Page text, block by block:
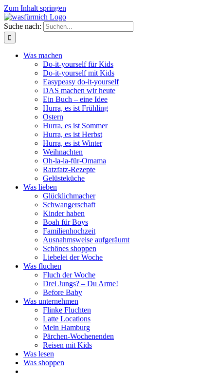
Zum Inhalt springen
Suche nach:
Was machen
Do-it-yourself für Kids
Do-it-yourself mit Kids
Easypeasy do-it-yourself
DAS machen wir heute
Ein Buch – eine Idee
Hurra, es ist Frühling
Ostern
Hurra, es ist Sommer
Hurra, es ist Herbst
Hurra, es ist Winter
Weihnachten
Oh-la-la-für-Omama
Ratzfatz-Rezepte
Gelüsteküche
Was lieben
Glücklichmacher
Schwangerschaft
Kinder haben
Boah für Boys
Familienhochzeit
Ausnahmsweise aufgeräumt
Schönes shoppen
Liebelei der Woche
Was fluchen
Fluch der Woche
Drei Jungs? – Du Arme!
Before Baby
Was unternehmen
Flinke Fluchten
Latte Locations
Mein Hamburg
Pärchen-Wochenenden
Reisen mit Kids
Was lesen
Was shoppen